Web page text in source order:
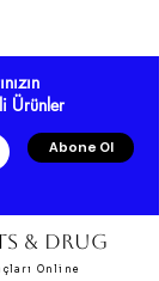
Ürünler
Abone Ol
& DRUG
Online